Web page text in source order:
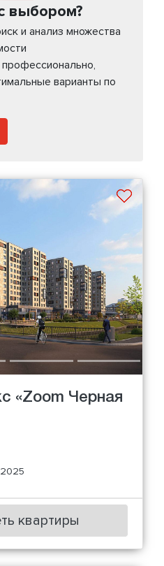
выбором?
и анализ множества
варианты по
«Zoom Черная
квартиры